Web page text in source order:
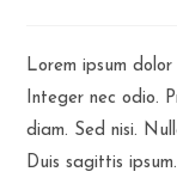
Lorem ipsum
Integer nec odio.
diam. Sed nisi.
Duis sagittis